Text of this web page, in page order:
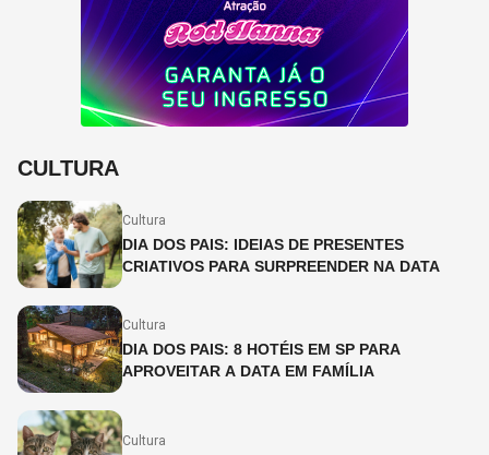
CULTURA
Cultura
DIA DOS PAIS: IDEIAS DE PRESENTES
CRIATIVOS PARA SURPREENDER NA DATA
Cultura
DIA DOS PAIS: 8 HOTÉIS EM SP PARA
APROVEITAR A DATA EM FAMÍLIA
Cultura